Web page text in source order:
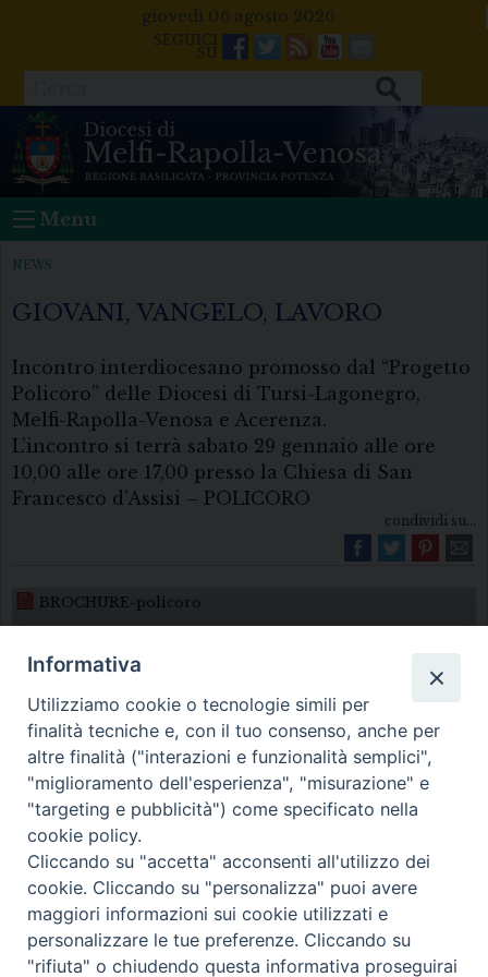
giovedì 06 agosto 2026
Facebook
Twitter
FeedsYoutube
Mail
Menu
NEWS
GIOVANI, VANGELO, LAVORO
Incontro interdiocesano promosso dal “Progetto
Policoro” delle Diocesi di Tursi-Lagonegro,
Melfi-Rapolla-Venosa e Acerenza.
L’incontro si terrà sabato 29 gennaio alle ore
10,00 alle ore 17,00 presso la Chiesa di San
Francesco d’Assisi – POLICORO
condividi su...
BROCHURE-policoro
Diocesi di Melfi Rapolla Venosa
• Largo Duomo, 12 - 85025 MELFI (PZ) •
Tel. 0972238604
PEC ufficiale della Diocesi:
diocesi.melfi_rapolla_venosa@legalmail.it
Informativa
Utilizziamo cookie o tecnologie simili per
finalità tecniche e, con il tuo consenso, anche per
altre finalità ("interazioni e funzionalità semplici",
"miglioramento dell'esperienza", "misurazione" e
"targeting e pubblicità") come specificato nella
cookie policy.
Cliccando su "accetta" acconsenti all'utilizzo dei
cookie. Cliccando su "personalizza" puoi avere
maggiori informazioni sui cookie utilizzati e
personalizzare le tue preferenze. Cliccando su
"rifiuta" o chiudendo questa informativa proseguirai